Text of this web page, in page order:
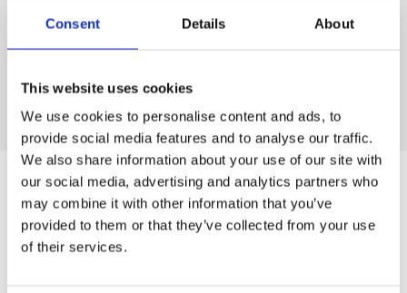
Consent Details About
This website uses cookies
We use cookies to personalise content and ads, to
provide social media features and to analyse our traffic.
We also share information about your use of our site with
our social media, advertising and analytics partners who
may combine it with other information that you’ve
provided to them or that they’ve collected from your use
of their services.
Group Chief Controller, Aker Horizons
Skoleeksemplet på effektiv
implementering